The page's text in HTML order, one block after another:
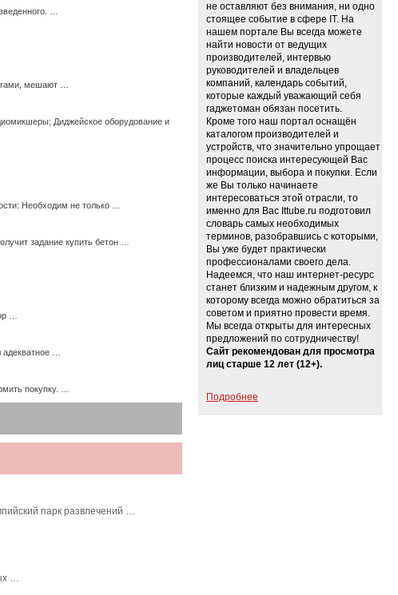
…
мешают …
Диджейское оборудование и
Необходим не только …
задание купить бетон …
…
…
покупку. …
парк развлечений …
…
не оставляют без внимания, ни одно
стоящее событие в сфере IT. На
нашем портале Вы всегда можете
найти новости от ведущих
производителей, интервью
руководителей и владельцев
компаний, календарь событий,
которые каждый уважающий себя
гаджетоман обязан посетить.
Кроме того наш портал оснащён
каталогом производителей и
устройств, что значительно упрощает
процесс поиска интересующей Вас
информации, выбора и покупки. Если
же Вы только начинаете
интересоваться этой отрасли, то
именно для Вас Ittube.ru подготовил
словарь самых необходимых
терминов, разобравшись с которыми,
Вы уже будет практически
профессионалами своего дела.
Надеемся, что наш интернет-ресурс
станет близким и надежным другом, к
которому всегда можно обратиться за
советом и приятно провести время.
Мы всегда открыты для интересных
предложений по сотрудничеству!
Сайт рекомендован для просмотра
лиц старше 12 лет (12+).
Подробнее